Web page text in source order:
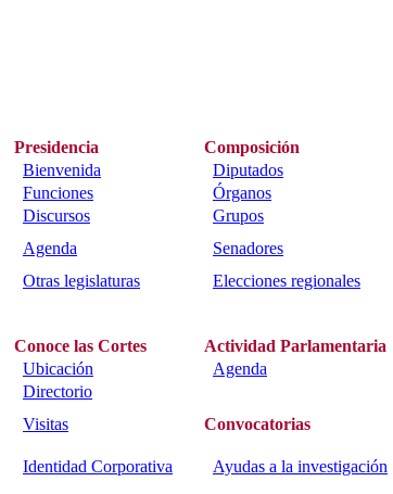
Presidencia Composición
Bienvenida
Diputados
Funciones
Órganos
Discursos
Grupos
Agenda
Senadores
Otras legislaturas
Elecciones regionales
Conoce las Cortes
Actividad Parlamentaria
Ubicación
Agenda
Directorio
Visitas
Convocatorias
Identidad Corporativa Ayudas a la investigación